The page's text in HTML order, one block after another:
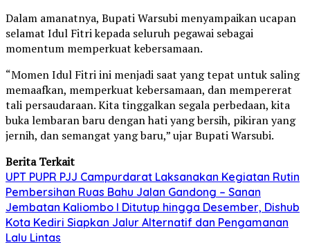
Dalam amanatnya, Bupati Warsubi menyampaikan ucapan
selamat Idul Fitri kepada seluruh pegawai sebagai
momentum memperkuat kebersamaan.
“Momen Idul Fitri ini menjadi saat yang tepat untuk saling
memaafkan, memperkuat kebersamaan, dan mempererat
tali persaudaraan. Kita tinggalkan segala perbedaan, kita
buka lembaran baru dengan hati yang bersih, pikiran yang
jernih, dan semangat yang baru,” ujar Bupati Warsubi.
Berita Terkait
UPT PUPR PJJ Campurdarat Laksanakan Kegiatan Rutin
Pembersihan Ruas Bahu Jalan Gandong – Sanan
Jembatan Kaliombo I Ditutup hingga Desember, Dishub
Kota Kediri Siapkan Jalur Alternatif dan Pengamanan
Lalu Lintas